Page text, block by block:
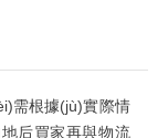
需根據(jù)實際情
地后買家再與物流